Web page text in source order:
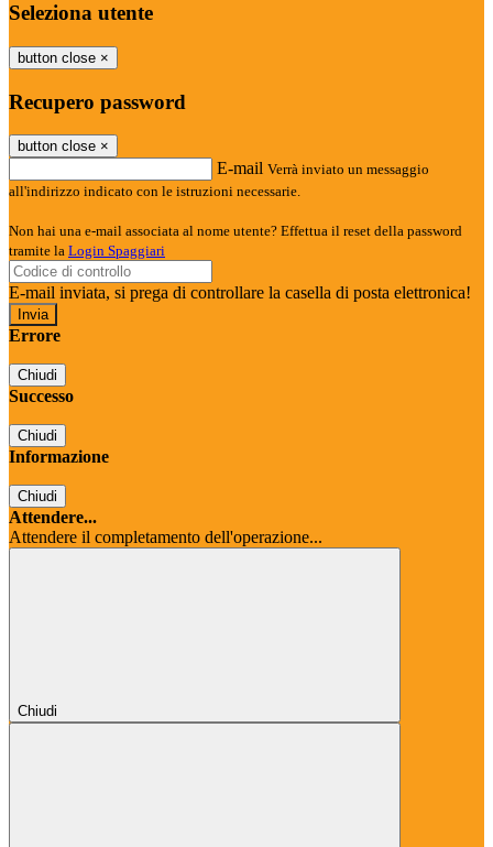
Seleziona utente
button close ×
Recupero password
button close ×
E-mail Verrà inviato un messaggio
all'indirizzo indicato con le istruzioni necessarie.
Non hai una e-mail associata al nome utente? Effettua il reset della password
tramite la Login Spaggiari
E-mail inviata, si prega di controllare la casella di posta elettronica!
Errore
Chiudi
Successo
Chiudi
Informazione
Chiudi
Attendere...
Attendere il completamento dell'operazione...
Chiudi